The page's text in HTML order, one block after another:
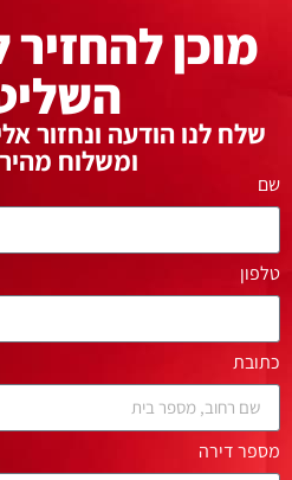
מוכן
שלח לנו הודעה ונחזור
ומשלוח
שם
טלפון
כתובת
מספר דירה